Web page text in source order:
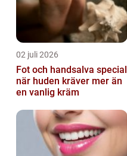
02 juli 2026
Fot och handsalva special
när huden kräver mer än
en vanlig kräm